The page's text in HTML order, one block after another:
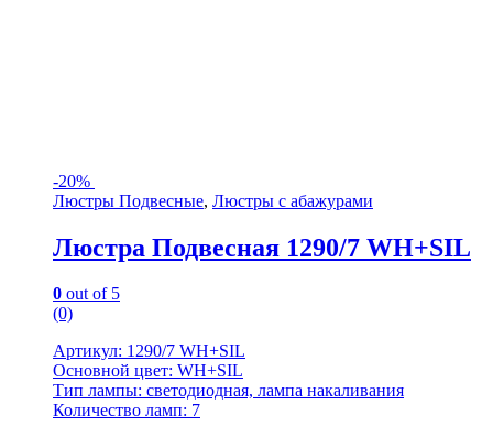
-20%
Люстры Подвесные, Люстры с абажурами
Люстра Подвесная 1290/7 WH+SIL
0 out of 5
(0)
Артикул: 1290/7 WH+SIL
Основной цвет: WH+SIL
Тип лампы: светодиодная, лампа накаливания
Количество ламп: 7